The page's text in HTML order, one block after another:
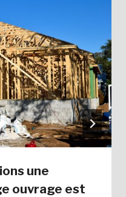
une
ouvrage est